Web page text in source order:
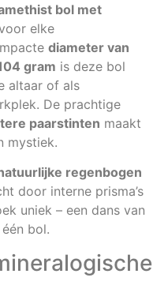
bol met
elke
diameter van
gram is deze bol
altaar of als
De prachtige
paarstinten maakt
mystiek.
regenbogen
door interne prisma’s
uniek – een dans van
bol.